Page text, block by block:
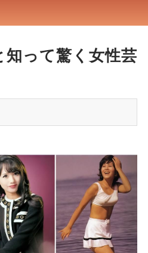
知って驚く女性芸